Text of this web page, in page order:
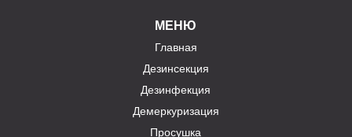
МЕНЮ
Главная
Дезинсекция
Дезинфекция
Демеркуризация
Просушка